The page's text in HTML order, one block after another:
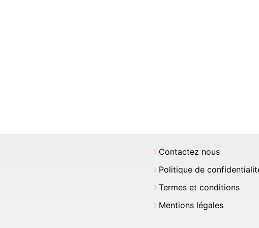
Contactez nous
Politique de
Termes et conditions
Mentions légales